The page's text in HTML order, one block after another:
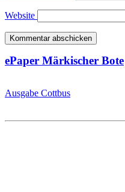
Website
ePaper Märkischer Bote
Ausgabe Cottbus